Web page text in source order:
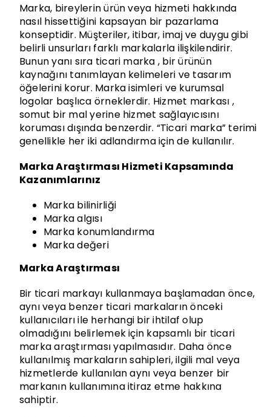
Marka, bireylerin ürün veya hizmeti hakkında
nasıl hissettiğini kapsayan bir pazarlama
konseptidir. Müşteriler, itibar, imaj ve duygu gibi
belirli unsurları farklı markalarla ilişkilendirir.
Bunun yanı sıra ticari marka , bir ürünün
kaynağını tanımlayan kelimeleri ve tasarım
öğelerini korur. Marka isimleri ve kurumsal
logolar başlıca örneklerdir. Hizmet markası ,
somut bir mal yerine hizmet sağlayıcısını
koruması dışında benzerdir. “Ticari marka” terimi
genellikle her iki adlandırma için de kullanılır.
Marka Araştırması Hizmeti Kapsamında
Kazanımlarınız
Marka bilinirliği
Marka algısı
Marka konumlandırma
Marka değeri
Marka Araştırması
Bir ticari markayı kullanmaya başlamadan önce,
aynı veya benzer ticari markaların önceki
kullanıcıları ile herhangi bir ihtilaf olup
olmadığını belirlemek için kapsamlı bir ticari
marka araştırması yapılmasıdır. Daha önce
kullanılmış markaların sahipleri, ilgili mal veya
hizmetlerde kullanılan aynı veya benzer bir
markanın kullanımına itiraz etme hakkına
sahiptir.